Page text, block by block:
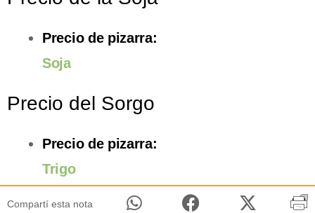
Precio de pizarra:
Soja
Precio del Sorgo
Precio de pizarra:
Trigo
Compartí esta nota